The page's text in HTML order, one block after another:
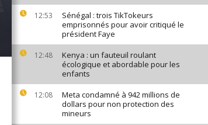
12:53
Sénégal : trois TikTokeurs
emprisonnés pour avoir critiqué le
président Faye
12:48
Kenya : un fauteuil roulant
écologique et abordable pour les
enfants
12:08
Meta condamné à 942 millions de
dollars pour non protection des
mineurs